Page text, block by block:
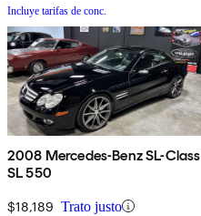
Incluye tarifas de conc.
2008 Mercedes-Benz SL-Class
SL 550
$18,189 Trato justo